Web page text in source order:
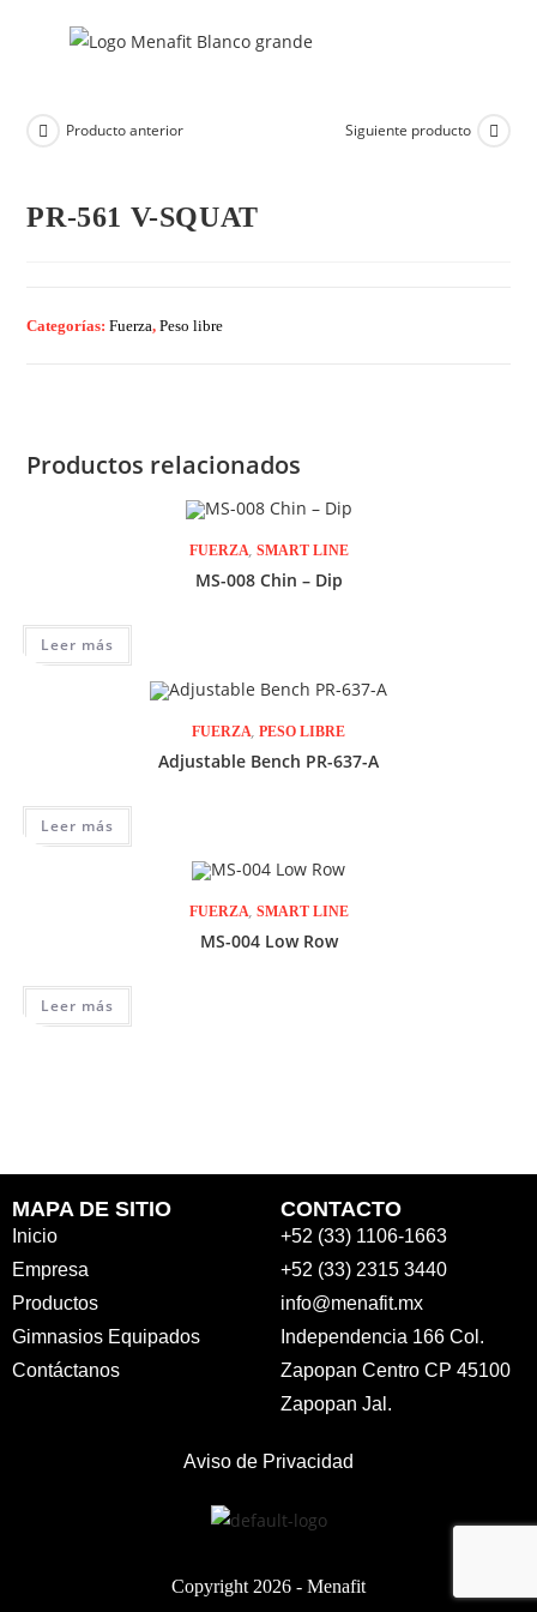
Producto anterior Siguiente producto
PR-561 V-SQUAT
Categorías:Fuerza,Peso libre
Productos relacionados
FUERZA, SMART LINE
MS-008 Chin – Dip
Leer más
FUERZA, PESO LIBRE
Adjustable Bench PR-637-A
Leer más
FUERZA, SMART LINE
MS-004 Low Row
Leer más
MAPA DE SITIO
Inicio
Empresa
Productos
Gimnasios Equipados
Contáctanos
CONTACTO
+52 (33) 1106-1663
+52 (33) 2315 3440
info@menafit.mx
Independencia 166 Col.
Zapopan Centro CP 45100
Zapopan Jal.
Aviso de Privacidad
Copyright 2026 - Menafit